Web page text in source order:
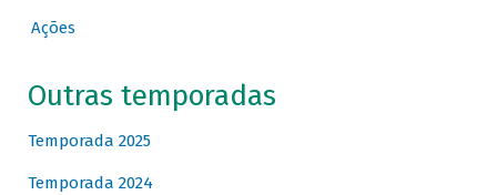
Ações
Outras temporadas
Temporada 2025
Temporada 2024